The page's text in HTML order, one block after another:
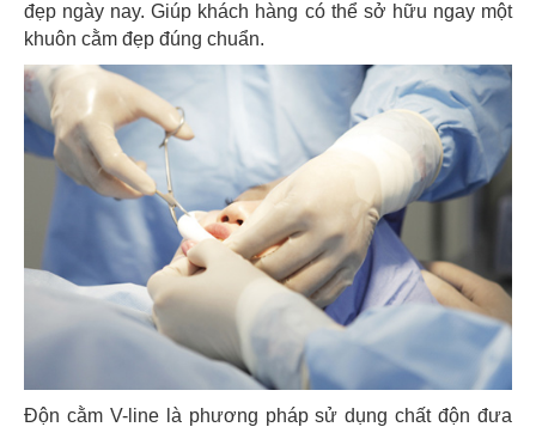
đẹp ngày nay. Giúp khách hàng có thể sở hữu ngay một
khuôn cằm đẹp đúng chuẩn.
Độn cằm V-line là phương pháp sử dụng chất độn đưa